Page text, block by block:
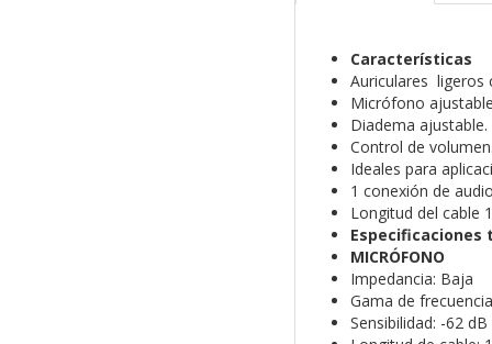
Características
Auriculares ligeros
Micrófono
Diadema ajustable.
Control de
Ideales para
1 conexión de
Longitud del cable
Especificaciones
MICRÓFONO
Impedancia: Baja
Gama de
Sensibilidad: -62